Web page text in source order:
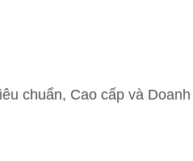
chuẩn, Cao cấp và